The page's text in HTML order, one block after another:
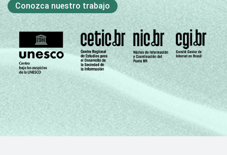
Conozca nuestro trabajo